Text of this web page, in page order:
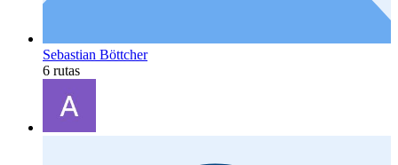
Sebastian Böttcher
6 rutas